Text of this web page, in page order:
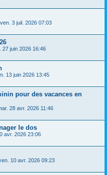
ven. 3 juil. 2026 07:03
27 juin 2026 16:46
13 juin 2026 13:45
pour des vacances en
28 avr. 2026 11:46
le dos
avr. 2026 23:06
10 avr. 2026 09:23